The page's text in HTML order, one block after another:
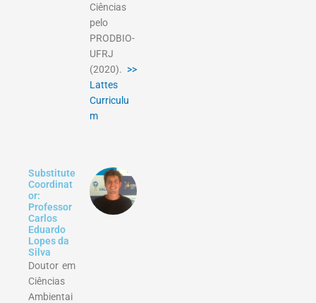
Ciências
pelo
PRODBIO-
UFRJ
(2020). >>
Lattes
Curriculu
m
Substitute
Coordinat
or:
Professor
Carlos
Eduardo
Lopes da
Silva
Doutor em
Ciências
Ambientai